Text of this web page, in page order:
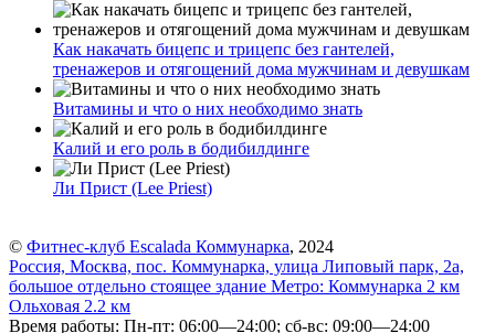
Как накачать бицепс и трицепс без гантелей,
тренажеров и отягощений дома мужчинам и девушкам
Витамины и что о них необходимо знать
Калий и его роль в бодибилдинге
Ли Прист (Lee Priest)
© Фитнес-клуб Escalada Коммунарка, 2024
Россия, Москва, пос. Коммунарка, улица Липовый парк, 2а,
большое отдельно стоящее здание Метро: Коммунарка 2 км
Ольховая 2.2 км
Время работы: Пн-пт: 06:00—24:00; сб-вс: 09:00—24:00